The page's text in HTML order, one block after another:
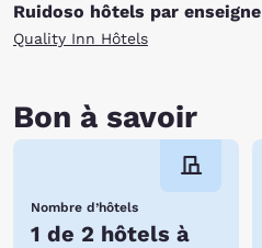
Ruidoso hôtels par enseigne
Quality Inn Hôtels
Bon à savoir
Nombre d’hôtels
1 de 2 hôtels à